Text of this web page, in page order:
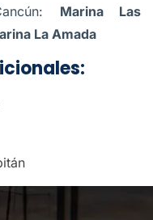
Marina Las
La Amada